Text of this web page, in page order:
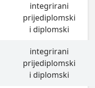
integrirani
prijediplomski
i diplomski
integrirani
prijediplomski
i diplomski